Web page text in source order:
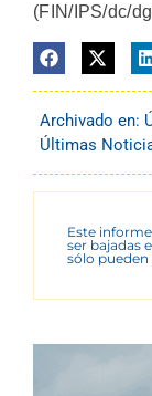
(FIN/IPS/dc/
Archivado en:
Últimas
Este
ser bajadas
sólo